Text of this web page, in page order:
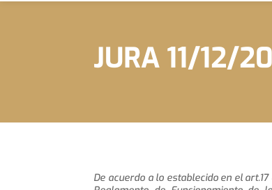
JURA 11/12/
De acuerdo a lo establecido en el